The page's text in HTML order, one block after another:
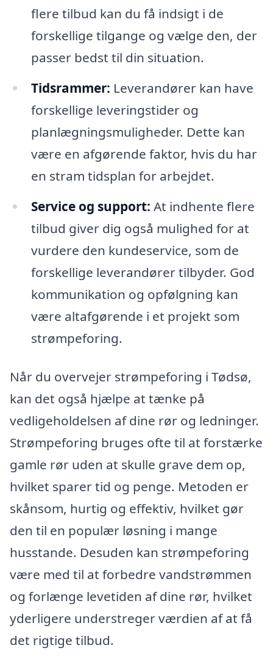
flere tilbud kan du få indsigt i de
forskellige tilgange og vælge den, der
passer bedst til din situation.
Tidsrammer: Leverandører kan have
forskellige leveringstider og
planlægningsmuligheder. Dette kan
være en afgørende faktor, hvis du har
en stram tidsplan for arbejdet.
Service og support: At indhente flere
tilbud giver dig også mulighed for at
vurdere den kundeservice, som de
forskellige leverandører tilbyder. God
kommunikation og opfølgning kan
være altafgørende i et projekt som
strømpeforing.
Når du overvejer strømpeforing i Tødsø,
kan det også hjælpe at tænke på
vedligeholdelsen af dine rør og ledninger.
Strømpeforing bruges ofte til at forstærke
gamle rør uden at skulle grave dem op,
hvilket sparer tid og penge. Metoden er
skånsom, hurtig og effektiv, hvilket gør
den til en populær løsning i mange
husstande. Desuden kan strømpeforing
være med til at forbedre vandstrømmen
og forlænge levetiden af dine rør, hvilket
yderligere understreger værdien af at få
det rigtige tilbud.